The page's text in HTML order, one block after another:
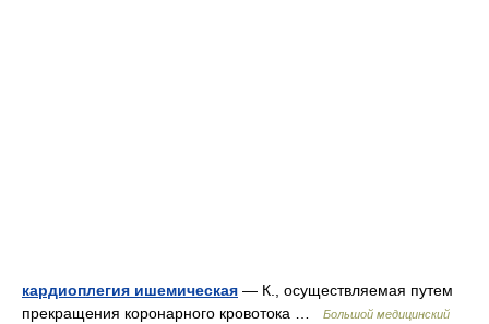
кардиоплегия ишемическая — К., осуществляемая путем
прекращения коронарного кровотока …
Большой медицинский